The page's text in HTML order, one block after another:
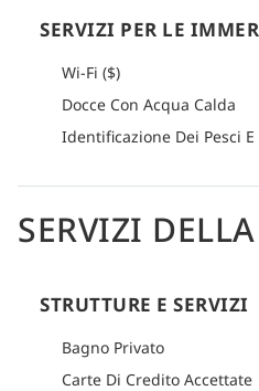
SERVIZI PER LE
Wi-Fi ($)
Docce Con Acqua Calda
Identificazione Dei Pesci
SERVIZI
STRUTTURE E SERVIZI
Bagno Privato
Carte Di Credito Accettate